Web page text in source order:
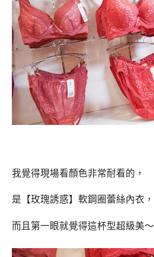
我覺得現場看顏色非常耐看的，
是【玫瑰誘惑】軟鋼圈蕾絲內衣，
而且第一眼就覺得這杯型超級美～